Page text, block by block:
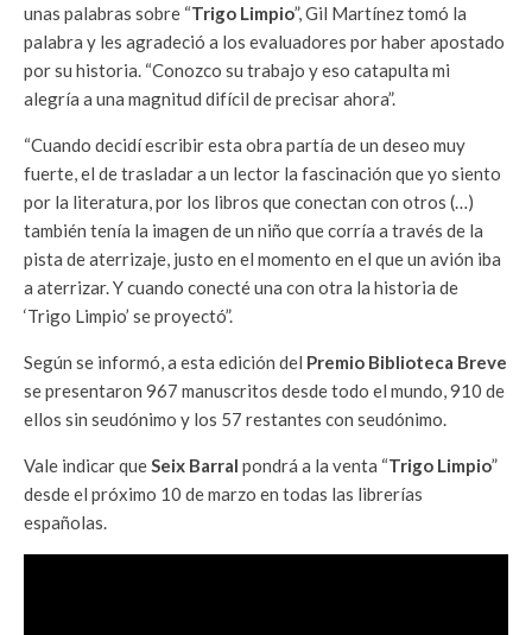
unas palabras sobre “Trigo Limpio”, Gil Martínez tomó la
palabra y les agradeció a los evaluadores por haber apostado
por su historia. “Conozco su trabajo y eso catapulta mi
alegría a una magnitud difícil de precisar ahora”.
“Cuando decidí escribir esta obra partía de un deseo muy
fuerte, el de trasladar a un lector la fascinación que yo siento
por la literatura, por los libros que conectan con otros (…)
también tenía la imagen de un niño que corría a través de la
pista de aterrizaje, justo en el momento en el que un avión iba
a aterrizar. Y cuando conecté una con otra la historia de
‘Trigo Limpio’ se proyectó”.
Según se informó, a esta edición del Premio Biblioteca Breve
se presentaron 967 manuscritos desde todo el mundo, 910 de
ellos sin seudónimo y los 57 restantes con seudónimo.
Vale indicar queSeix Barral pondrá a la venta “Trigo Limpio”
desde el próximo 10 de marzo en todas las librerías
españolas.